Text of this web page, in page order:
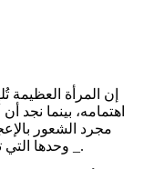
اهتمامه، بينما نجد
مجرد الشعور
وحدها التي تفوز بالرجل العظيم في النهاية" _ شكسبير _.